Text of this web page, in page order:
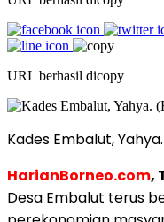
URL berhasil dicopy
Kades Embalut,
HarianBorneo.com,
Desa Embalut terus